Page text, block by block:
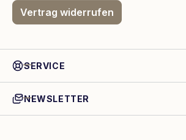
Vertrag widerrufen
SERVICE
NEWSLETTER